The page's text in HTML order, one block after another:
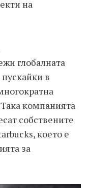
на
глобалната
в
компанията
собствените
което е
за